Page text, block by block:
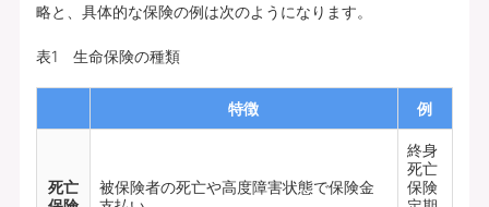
略と、具体的な保険の例は次のようになります。
表1 生命保険の種類
特徴 例
死亡
被保険者の死亡や高度障害状態で保険金
終身
死亡
保険